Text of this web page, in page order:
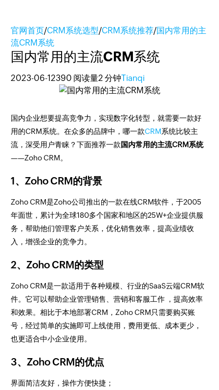
官网首页/CRM系统选型/CRM系统推荐/国内常用的主
流CRM系统
国内常用的主流CRM系统
2023-06-12390 阅读量2 分钟Tianqi
国内企业想要提高竞争力，实现数字化转型，就需要一款好
用的CRM系统。在众多的品牌中，哪一款CRM系统比较主
流，深受用户青睐？下面推荐一款国内常用的主流CRM系统
——Zoho CRM。
1、Zoho CRM的背景
Zoho CRM是Zoho公司推出的一款在线CRM软件，于2005
年面世，累计为全球180多个国家和地区的25W+企业提供服
务，帮助他们管理客户关系，优化销售效率，提高业绩收
入，增强企业的竞争力。
2、Zoho CRM的类型
Zoho CRM是一款适用于各种规模、行业的SaaS云端CRM软
件。它可以帮助企业管理销售、营销和客服工作 ，提高效率
和效果。相比于本地部署CRM，Zoho CRM只需要购买账
号，经过简单的实施即可上线使用，费用更低、成本更少，
也更适合中小企业使用。
3、Zoho CRM的优点
界面简洁友好，操作方便快捷；